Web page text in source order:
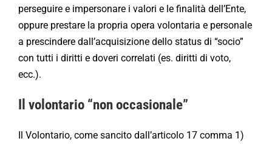
perseguire e impersonare i valori e le finalità dell’Ente,
oppure prestare la propria opera volontaria e personale
a prescindere dall’acquisizione dello status di “socio”
con tutti i diritti e doveri correlati (es. diritti di voto,
ecc.).
Il volontario “non occasionale”
Il Volontario, come sancito dall’articolo 17 comma 1)